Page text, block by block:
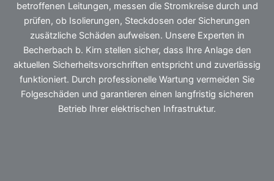
betroffenen Leitungen, messen die Stromkreise durch und
prüfen, ob Isolierungen, Steckdosen oder Sicherungen
zusätzliche Schäden aufweisen. Unsere Experten in
Becherbach b. Kirn stellen sicher, dass Ihre Anlage den
aktuellen Sicherheitsvorschriften entspricht und zuverlässig
funktioniert. Durch professionelle Wartung vermeiden Sie
Folgeschäden und garantieren einen langfristig sicheren
Betrieb Ihrer elektrischen Infrastruktur.